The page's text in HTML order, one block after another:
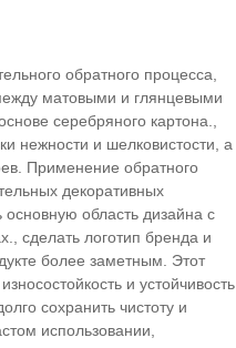
обратного процесса,
матовыми и глянцевыми
серебряного картона.,
нежности и шелковистости, а
Применение обратного
декоративных
область дизайна с
сделать логотип бренда и
более заметным. Этот
и устойчивость
сохранить чистоту и
использовании,